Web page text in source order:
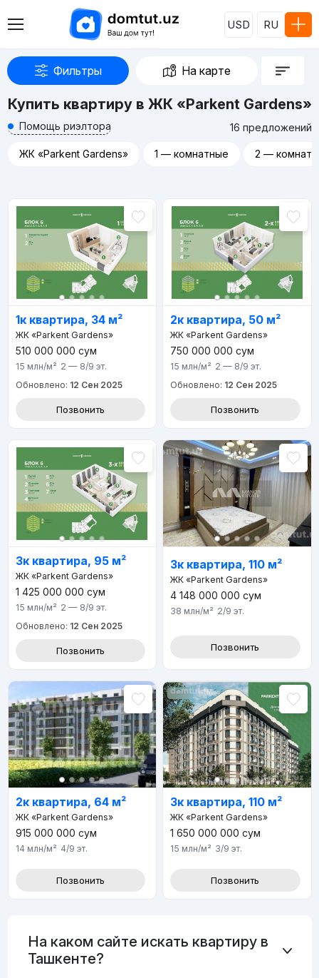
USD RU
Фильтры На карте
Купить квартиру в ЖК «Parkent Gardens»
16 предложений
Помощь риэлтора
ЖК «Parkent Gardens» 1 — комнатные 2 —
1к квартира, 34 м²
ЖК «Parkent Gardens»
510 000 000 сум
15 млн/м² 2 — 8/9 эт.
Обновлено: 12 Сен 2025
Позвонить
2к квартира, 50 м²
ЖК «Parkent Gardens»
750 000 000 сум
15 млн/м² 2 — 8/9 эт.
Обновлено: 12 Сен 2025
Позвонить
3к квартира, 95 м²
ЖК «Parkent Gardens»
1 425 000 000 сум
15 млн/м² 2 — 8/9 эт.
Обновлено: 12 Сен 2025
Позвонить
3к квартира, 110 м²
ЖК «Parkent Gardens»
4 148 000 000 сум
38 млн/м² 2/9 эт.
Позвонить
2к квартира, 64 м²
ЖК «Parkent Gardens»
915 000 000 сум
14 млн/м² 4/9 эт.
Позвонить
3к квартира, 110 м²
ЖК «Parkent Gardens»
1 650 000 000 сум
15 млн/м² 3/9 эт.
Позвонить
На каком сайте искать квартиру в
Ташкенте?